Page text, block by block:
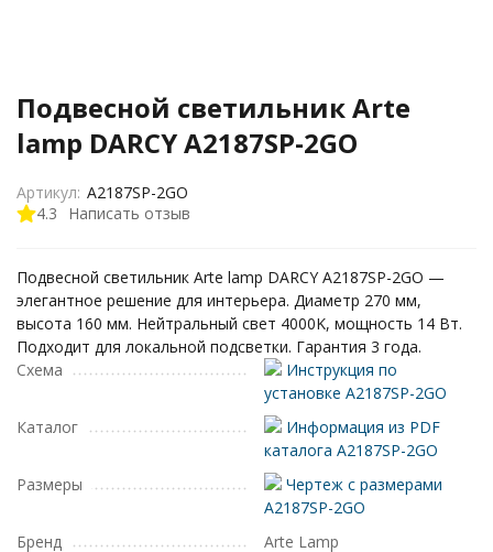
Подвесной светильник Arte
lamp DARCY A2187SP-2GO
4.3 Написать отзыв
Артикул: A2187SP-2GO
Подвесной светильник Arte lamp DARCY A2187SP-2GO —
элегантное решение для интерьера. Диаметр 270 мм,
высота 160 мм. Нейтральный свет 4000K, мощность 14 Вт.
Подходит для локальной подсветки. Гарантия 3 года.
Схема
Инструкция по
установке A2187SP-2GO
Каталог
Информация из PDF
каталога A2187SP-2GO
Размеры
Чертеж с размерами
A2187SP-2GO
Бренд
Arte Lamp